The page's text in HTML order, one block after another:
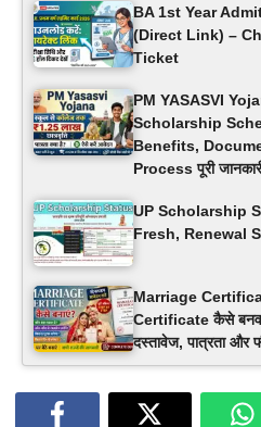
BA 1st Year
(Direct Link) –
Ticket
PM YASASVI
Scholarship
Benefits,
Process पूरी
UP Scholarship
Fresh, Renewal
Marriage
Certificate कैसे
दस्तावेज, पात्रता और